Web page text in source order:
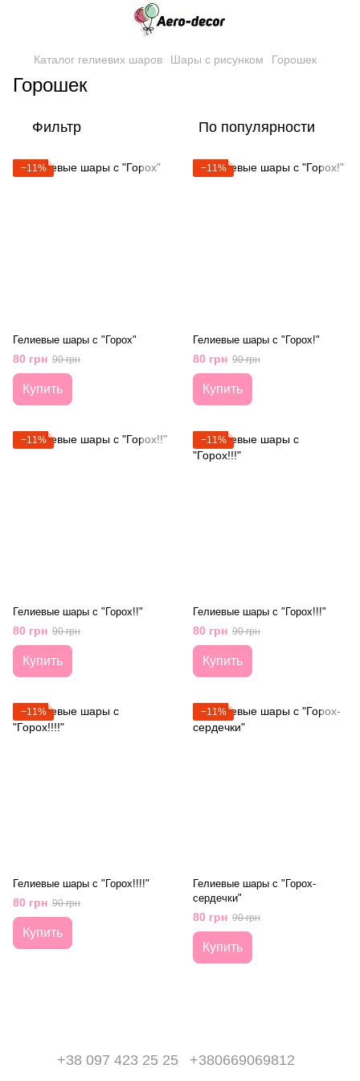
Каталог гелиевих шаров Шары с рисунком Горошек
Горошек
Фильтр По популярности
−11%
Гелиевые шары с "Горох"
80 грн 90 грн
Купить
−11%
Гелиевые шары с "Горох!"
80 грн 90 грн
Купить
−11%
Гелиевые шары с "Горох!!"
80 грн 90 грн
Купить
−11%
Гелиевые шары с "Горох!!!"
80 грн 90 грн
Купить
−11%
Гелиевые шары с "Горох!!!!"
80 грн 90 грн
Купить
−11%
Гелиевые шары с "Горох-
сердечки"
80 грн 90 грн
Купить
+38 097 423 25 25 +380669069812